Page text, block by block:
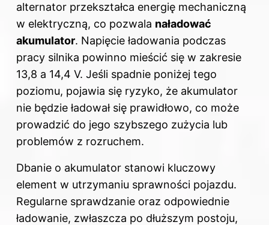
alternator przekształca energię mechaniczną
w elektryczną, co pozwala naładować
akumulator. Napięcie ładowania podczas
pracy silnika powinno mieścić się w zakresie
13,8 a 14,4 V. Jeśli spadnie poniżej tego
poziomu, pojawia się ryzyko, że akumulator
nie będzie ładował się prawidłowo, co może
prowadzić do jego szybszego zużycia lub
problemów z rozruchem.
Dbanie o akumulator stanowi kluczowy
element w utrzymaniu sprawności pojazdu.
Regularne sprawdzanie oraz odpowiednie
ładowanie, zwłaszcza po dłuższym postoju,